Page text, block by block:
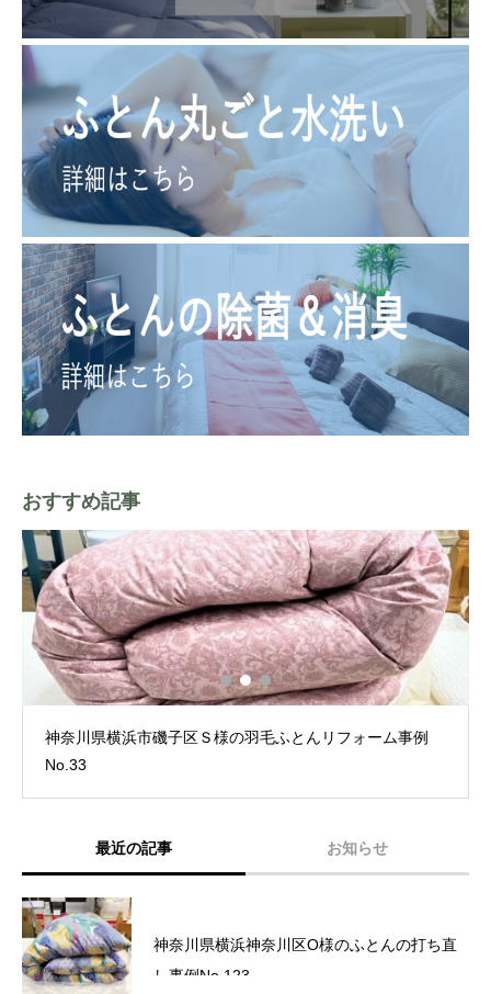
おすすめ記事
神奈川県横浜市磯子区Ｓ様の羽毛ふとんリフォーム事例
No.33
最近の記事 お知らせ
神奈川県横浜神奈川区O様のふとんの打ち直
し事例No.123
六角橋商店街プレミアム商品券完売いたしま
した。